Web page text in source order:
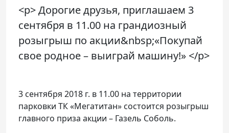
<p> Дорогие друзья, приглашаем 3
сентября в 11.00 на грандиозный
розыгрыш по акции&nbsp;«Покупай
свое родное – выиграй машину!» </p>
3 сентября 2018 г. в 11.00 на территории
парковки ТК «Мегатитан» состоится розыгрыш
главного приза акции – Газель Соболь.